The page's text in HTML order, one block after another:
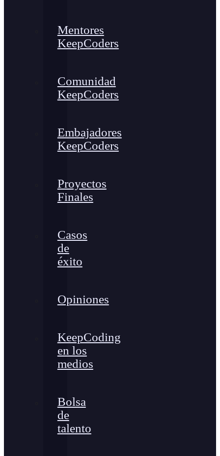
Mentores
KeepCoders
Comunidad
KeepCoders
Embajadores
KeepCoders
Proyectos
Finales
Casos
de
éxito
Opiniones
KeepCoding
en los
medios
Bolsa
de
talento